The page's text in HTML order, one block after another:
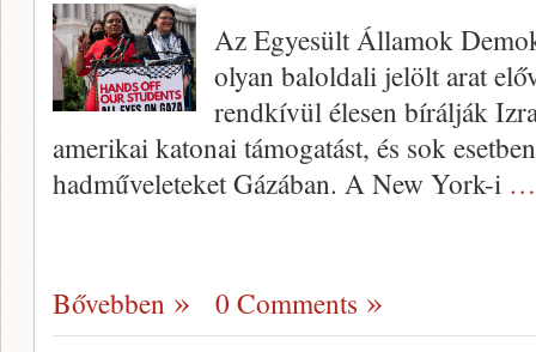
Az Egyesült Államok
olyan baloldali jelölt arat
rendkívül élesen bírálják
amerikai katonai támogatást, és sok
hadműveleteket Gázában. A New York-i …
Bővebben 0 Comments